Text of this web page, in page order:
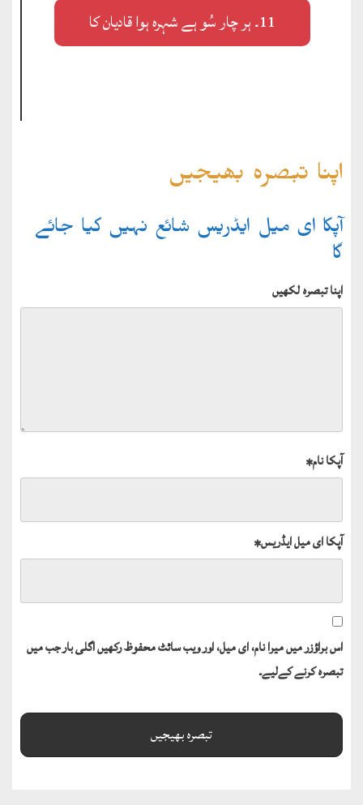
11۔ ہر چار سُو ہے شہرہ ہوا قادیان کا
اپنا تبصرہ بھیجیں
آپکا ای میل ایڈریس شائع نہیں کیا جائے
گا
اپنا تبصرہ لکھیں
آپکا نام*
آپکا ای میل ایڈریس*
اس براؤزر میں میرا نام، ای میل، اور ویب سائٹ محفوظ رکھیں اگلی بار جب میں
تبصرہ کرنے کےلیے۔